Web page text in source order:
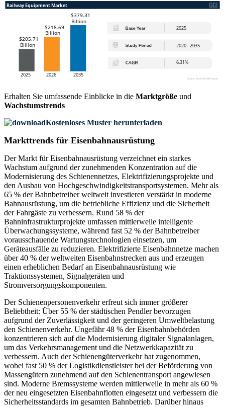
Erhalten Sie umfassende Einblicke in die Marktgröße und
Wachstumstrends
Kostenloses Muster herunterladen
Markttrends für Eisenbahnausrüstung
Der Markt für Eisenbahnausrüstung verzeichnet ein starkes
Wachstum aufgrund der zunehmenden Konzentration auf die
Modernisierung des Schienennetzes, Elektrifizierungsprojekte und
den Ausbau von Hochgeschwindigkeitstransportsystemen. Mehr als
65 % der Bahnbetreiber weltweit investieren verstärkt in moderne
Bahnausrüstung, um die betriebliche Effizienz und die Sicherheit
der Fahrgäste zu verbessern. Rund 58 % der
Bahninfrastrukturprojekte umfassen mittlerweile intelligente
Überwachungssysteme, während fast 52 % der Bahnbetreiber
vorausschauende Wartungstechnologien einsetzen, um
Geräteausfälle zu reduzieren. Elektrifizierte Eisenbahnnetze machen
über 40 % der weltweiten Eisenbahnstrecken aus und erzeugen
einen erheblichen Bedarf an Eisenbahnausrüstung wie
Traktionssystemen, Signalgeräten und
Stromversorgungskomponenten.
Der Schienenpersonenverkehr erfreut sich immer größerer
Beliebtheit: Über 55 % der städtischen Pendler bevorzugen
aufgrund der Zuverlässigkeit und der geringeren Umweltbelastung
den Schienenverkehr. Ungefähr 48 % der Eisenbahnbehörden
konzentrieren sich auf die Modernisierung digitaler Signalanlagen,
um das Verkehrsmanagement und die Netzwerkkapazität zu
verbessern. Auch der Schienengüterverkehr hat zugenommen,
wobei fast 50 % der Logistikdienstleister bei der Beförderung von
Massengütern zunehmend auf den Schienentransport angewiesen
sind. Moderne Bremssysteme werden mittlerweile in mehr als 60 %
der neu eingesetzten Eisenbahnflotten eingesetzt und verbessern die
Sicherheitsstandards im gesamten Bahnbetrieb. Darüber hinaus